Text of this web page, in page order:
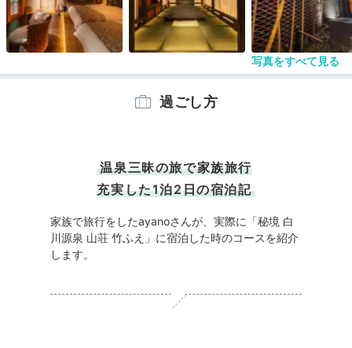
料理に舌鼓
写真をすべて見る
過ごし方
温泉三昧の旅で家族旅行
充実した1泊2日の宿泊記
家族で旅行をしたayanoさんが、実際に「秘境 白
川源泉 山荘 竹ふえ」に宿泊した時のコースを紹介
します。